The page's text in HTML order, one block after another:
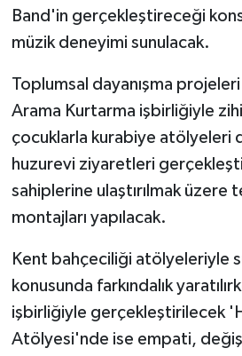
Band'in gerçekleştireceği
müzik deneyimi sunulacak.
Toplumsal dayanışma
Arama Kurtarma işbirliğiyle
çocuklarla kurabiye atölyeleri
huzurevi ziyaretleri
sahiplerine ulaştırılmak üzere
montajları yapılacak.
Kent bahçeciliği atölyeleriyle
konusunda farkındalık
işbirliğiyle gerçekleştirilecek
Atölyesi'nde ise empati,